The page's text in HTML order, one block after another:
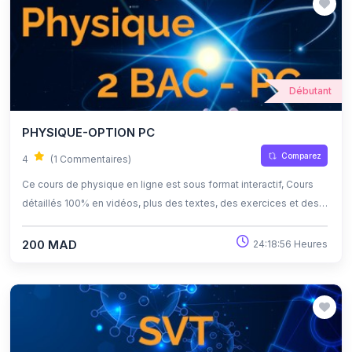
Débutant
PHYSIQUE-OPTION PC
4 (1 Commentaires) Comparez
Ce cours de physique en ligne est sous format interactif, Cours
détaillés 100% en vidéos, plus des textes, des exercices et des
d'apprendre à son propre rythme grâce à l'auto-apprentissage et
200 MAD 24:18:56 Heures